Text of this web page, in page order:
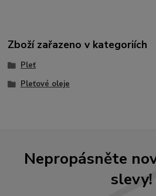
Zboží zařazeno v kategoriích
Pleť
Pleťové oleje
Nepropásněte
slevy!